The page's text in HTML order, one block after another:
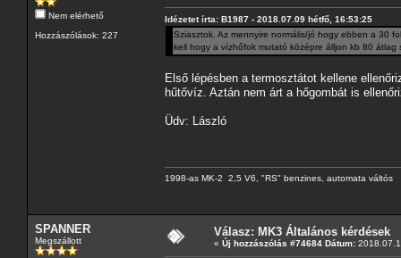
Nem elérhető
Hozzászólások: 227
Idézetet írta: B1987 - 2018.07.09 hétfő, 16:53:25
Sziasztok. Az mennyire normális/jó hogy ebben a 30
kell hogy a vízhőfok mutató középre álljon kb 80
Első lépésben a termosztátot kellene
hűtővíz. Aztán nem árt a hőgombát is
Üdv: László
1998-as MK-2 2,5 V6, "RS" benzines, automata váltós
SPANNER
Megszállott
Válasz: MK3 Általános kérdések
« Új hozzászólás #74684 Dátum: